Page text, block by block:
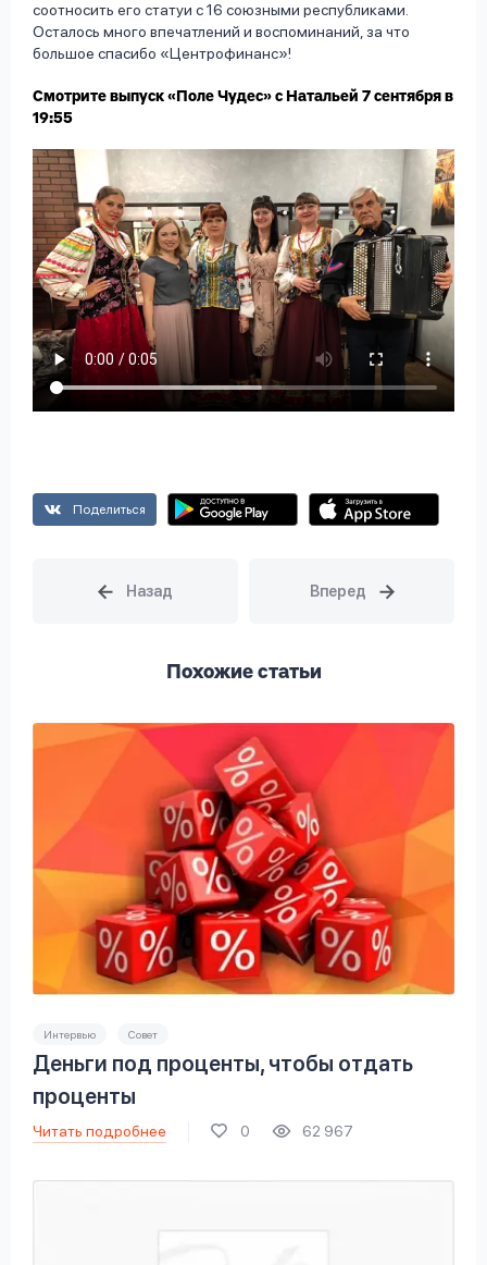
соотносить его статуи с 16 союзными республиками.
Осталось много впечатлений и воспоминаний, за что
большое спасибо «Центрофинанс»!
Смотрите выпуск «Поле Чудес» с Натальей 7 сентября в
19:55
Поделиться
Похожие статьи
Интервью Совет
Деньги под проценты, чтобы отдать
проценты
Читать подробнее 0 62 967